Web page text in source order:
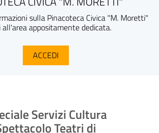
sulla Pinacoteca Civica "M. Moretti"
all'area appositamente dedicata.
ACCEDI
Servizi Cultura
Teatri di